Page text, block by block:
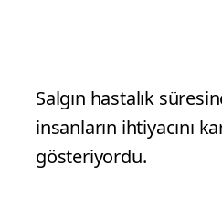
Salgın hastalık
insanların ihtiyacını
gösteriyordu.